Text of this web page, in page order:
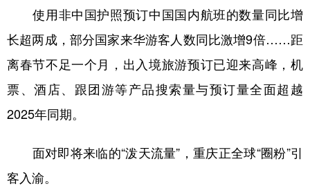
使用非中国护照预订中国国内航班的数量同比增
长超两成，部分国家来华游客人数同比激增9倍……距
离春节不足一个月，出入境旅游预订已迎来高峰，机
票、酒店、跟团游等产品搜索量与预订量全面超越
2025年同期。
面对即将来临的“泼天流量”，重庆正全球“圈粉”引
客入渝。